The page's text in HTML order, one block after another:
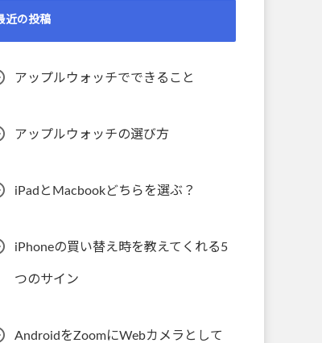
近の投稿
アップルウォッチでできること
アップルウォッチの選び方
iPadとMacbookどちらを選ぶ？
iPhoneの買い替え時を教えてくれる5
つのサイン
AndroidをZoomにWebカメラとして